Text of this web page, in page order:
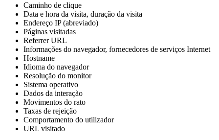
Caminho de clique
Data e hora da visita, duração da visita
Endereço IP (abreviado)
Páginas visitadas
Referrer URL
Informações do navegador, fornecedores de serviços Internet
Hostname
Idioma do navegador
Resolução do monitor
Sistema operativo
Dados da interação
Movimentos do rato
Taxas de rejeição
Comportamento do utilizador
URL visitado